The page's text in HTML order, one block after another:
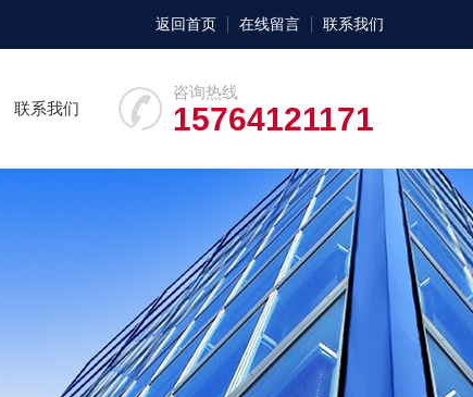
返回首页 在线留言 联系我们
咨询热线
15764121171
联系我们